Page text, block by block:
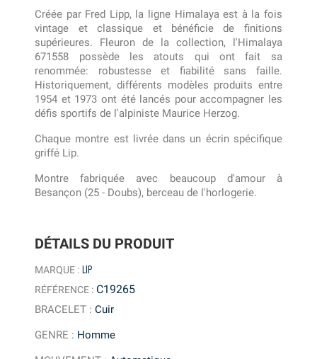
DÉTAILS DU PRODUIT
MARQUE : LIP
RÉFÉRENCE : C19265
BRACELET :Cuir
GENRE : Homme
Créée par Fred Lipp, la ligne Himalaya est à la fois
vintage et classique et bénéficie de finitions
supérieures. Fleuron de la collection, l'Himalaya
671558 possède les atouts qui ont fait sa
renommée: robustesse et fiabilité sans faille.
Historiquement, différents modèles produits entre
1954 et 1973 ont été lancés pour accompagner les
défis sportifs de l'alpiniste Maurice Herzog.
Chaque montre est livrée dans un écrin spécifique
griffé Lip.
Montre fabriquée avec beaucoup d'amour à
Besançon (25 - Doubs), berceau de l'horlogerie.